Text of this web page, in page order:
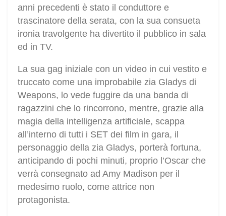
anni precedenti è stato il conduttore e
trascinatore della serata, con la sua consueta
ironia travolgente ha divertito il pubblico in sala
ed in TV.
La sua gag iniziale con un video in cui vestito e
truccato come una improbabile zia Gladys di
Weapons, lo vede fuggire da una banda di
ragazzini che lo rincorrono, mentre, grazie alla
magia della intelligenza artificiale, scappa
all’interno di tutti i SET dei film in gara, il
personaggio della zia Gladys, porterà fortuna,
anticipando di pochi minuti, proprio l’Oscar che
verrà consegnato ad Amy Madison per il
medesimo ruolo, come attrice non
protagonista.